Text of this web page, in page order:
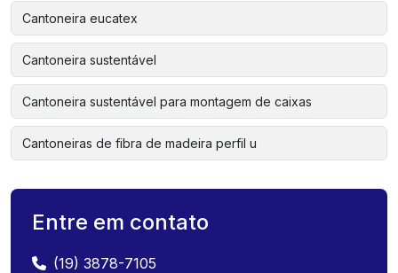
Cantoneira eucatex
Cantoneira sustentável
Cantoneira sustentável para montagem de caixas
Cantoneiras de fibra de madeira perfil u
Entre em contato
(19) 3878-7105